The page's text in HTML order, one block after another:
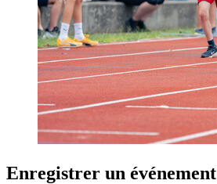
Enregistrer un événement